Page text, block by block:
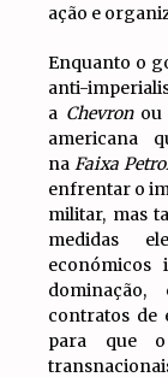
ação e
Enquanto o
anti-
a Chevronou
americana
na Faixa
enfrentar o
militar, mas
medidas
económicos
contratos de
para que o